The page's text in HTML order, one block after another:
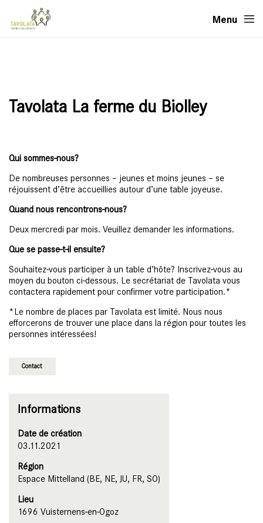
Menu
Tavolata La ferme du Biolley
Qui sommes-nous?
De nombreuses personnes – jeunes et moins jeunes – se
réjouissent d’être accueillies autour d’une table joyeuse.
Quand nous rencontrons-nous?
Deux mercredi par mois. Veuillez demander les informations.
Que se passe-t-il ensuite?
Souhaitez-vous participer à un table d’hôte? Inscrivez-vous au
moyen du bouton ci-dessous. Le secrétariat de Tavolata vous
contactera rapidement pour confirmer votre participation.*
*Le nombre de places par Tavolata est limité. Nous nous
efforcerons de trouver une place dans la région pour toutes les
personnes intéressées!
Contact
Informations
Date de création
03.11.2021
Région
Espace Mittelland (BE, NE, JU, FR, SO)
Lieu
1696 Vuisternens-en-Ogoz